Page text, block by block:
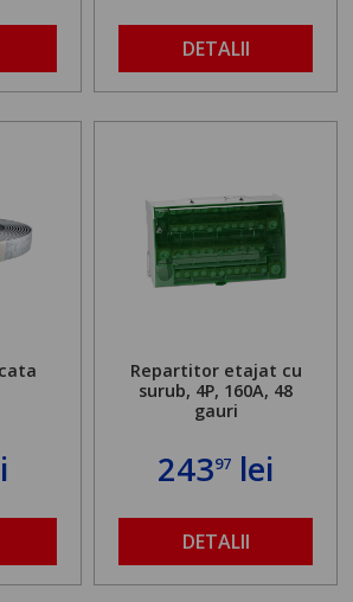
DETALII
Repartitor etajat cu
surub, 4P, 160A, 48
gauri
24397 lei
DETALII